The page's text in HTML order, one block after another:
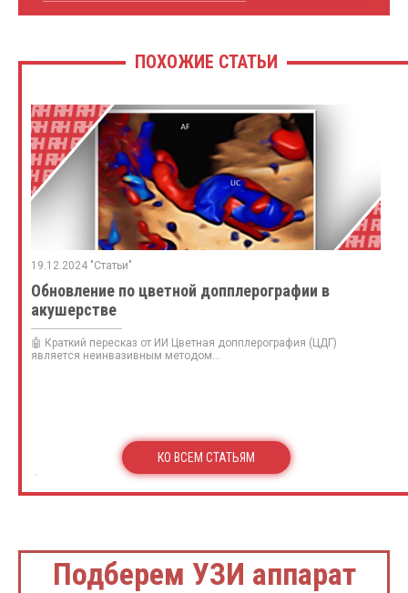
ПОХОЖИЕ СТАТЬИ
19.12.2024 "Статьи"
Обновление по цветной допплерографии в
акушерстве
🤖 Краткий пересказ от ИИ Цветная допплерография (ЦДГ)
является неинвазивным методом...
КО ВСЕМ СТАТЬЯМ
Подберем УЗИ аппарат